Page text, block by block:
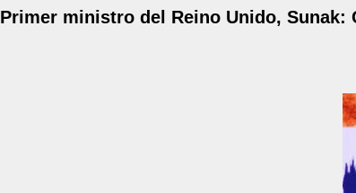
Primer ministro del Reino Unido, Sunak: